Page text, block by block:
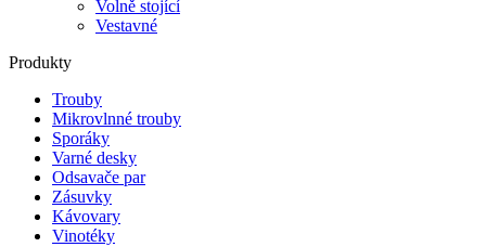
Volně stojící
Vestavné
Produkty
Trouby
Mikrovlnné trouby
Sporáky
Varné desky
Odsavače par
Zásuvky
Kávovary
Vinotéky